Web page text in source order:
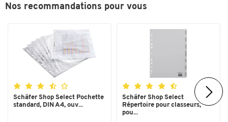
Nos recommandations pour vous
Schäfer Shop Select Pochette
standard, DIN A4, ouv...
Schäfer Shop Select
Répertoire pour classeurs,
pou...